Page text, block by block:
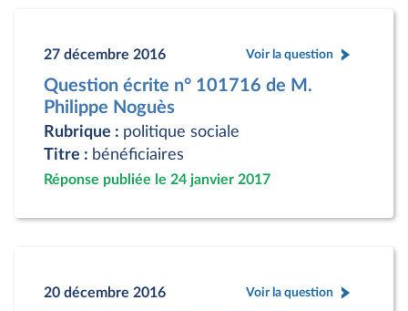
27 décembre 2016 Voir la question
Question écrite n° 101716 de M.
Philippe Noguès
Rubrique : politique sociale
Titre : bénéficiaires
Réponse publiée le 24 janvier 2017
20 décembre 2016 Voir la question